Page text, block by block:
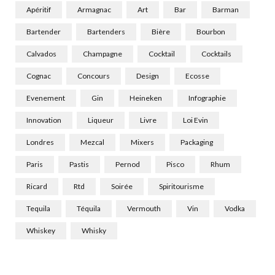
Apéritif Armagnac Art Bar Barman
Bartender Bartenders Bière Bourbon
Calvados Champagne Cocktail Cocktails
Cognac Concours Design Ecosse
Evenement Gin Heineken Infographie
Innovation Liqueur Livre Loi Evin
Londres Mezcal Mixers Packaging
Paris Pastis Pernod Pisco Rhum
Ricard Rtd Soirée Spiritourisme
Tequila Téquila Vermouth Vin Vodka
Whiskey Whisky